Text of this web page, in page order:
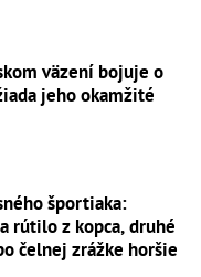
väzení bojuje o
jeho okamžité
športiaka:
rútilo z kopca, druhé
čelnej zrážke horšie